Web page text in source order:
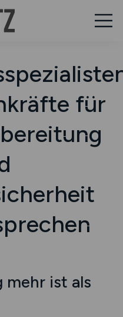
für
mehr ist als